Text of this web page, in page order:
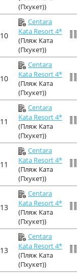
(Пхукет))
10
Centara
Kata Resort 4*
(Пляж Ката
(Пхукет))
10
Centara
Kata Resort 4*
(Пляж Ката
(Пхукет))
11
Centara
Kata Resort 4*
(Пляж Ката
(Пхукет))
11
Centara
Kata Resort 4*
(Пляж Ката
(Пхукет))
13
Centara
Kata Resort 4*
(Пляж Ката
(Пхукет))
13
Centara
Kata Resort 4*
(Пляж Ката
(Пхукет))